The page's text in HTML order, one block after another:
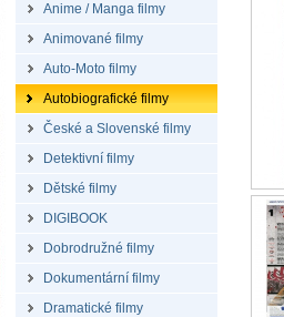
Anime / Manga filmy
Animované filmy
Auto-Moto filmy
Autobiografické filmy
České a Slovenské filmy
Detektivní filmy
Dětské filmy
DIGIBOOK
Dobrodružné filmy
Dokumentární filmy
Dramatické filmy